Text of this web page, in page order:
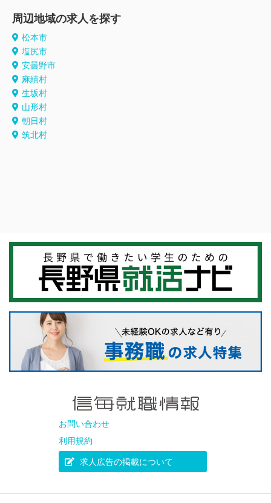
周辺地域の求人を探す
松本市
塩尻市
安曇野市
麻績村
生坂村
山形村
朝日村
筑北村
お問い合わせ
利用規約
求人広告の掲載について